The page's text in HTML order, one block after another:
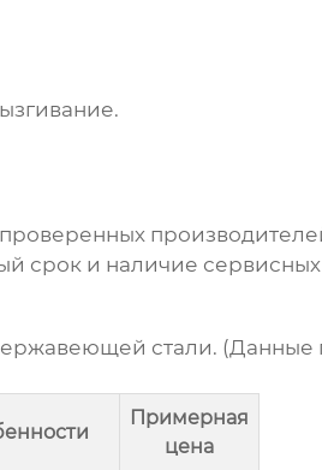
срок и наличие
стали. (Данные
Примерная
цена